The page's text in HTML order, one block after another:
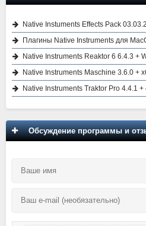
Native Instuments Effects Pack
Плагины Native Instruments для
Native Instruments Reaktor 6 6.4.3 +
Native Instruments Maschine 3.6.0 +
Native Instruments Traktor Pro 4.4.1
Обсуждение программы и